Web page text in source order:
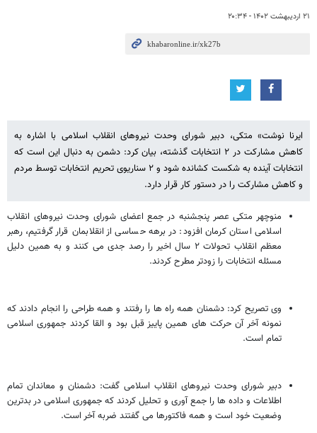
۲۱ اردیبهشت ۱۴۰۲ - ۲۰:۳۴
ایرنا نوشت» متکی، دبیر شورای وحدت نیروهای انقلاب اسلامی با اشاره به
کاهش مشارکت در ۲ انتخابات گذشته، بیان کرد: دشمن به دنبال این است که
انتخابات آینده به شکست کشانده شود و ۲ سناریوی تحریم انتخابات توسط مردم
و کاهش مشارکت را در دستور کار قرار دارد.
منوچهر متکی عصر پنجشنبه در جمع اعضای شورای وحدت نیروهای انقلاب
اسلامی استان کرمان افزود: در برهه حساسی از انقلابمان قرار گرفتیم، رهبر
معظم انقلاب تحولات ۲ سال اخیر را رصد جدی می کنند و به همین دلیل
مسئله انتخابات را زودتر مطرح کردند.
وی تصریح کرد: دشمنان همه راه ها را رفتند و همه طراحی را انجام دادند که
نمونه آخر آن حرکت های همین پاییز قبل بود و القا کردند جمهوری اسلامی
تمام است.
دبیر شورای وحدت نیروهای انقلاب اسلامی گفت: دشمنان و معاندان تمام
اطلاعات و داده ها را جمع آوری و تحلیل کردند که جمهوری اسلامی در بدترین
وضعیت خود است و همه فاکتورها می گفتند ضربه آخر است.